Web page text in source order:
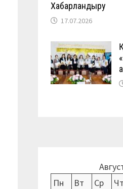
Хабарландыру
17.07.2026
Пн
Вт Ср Чт